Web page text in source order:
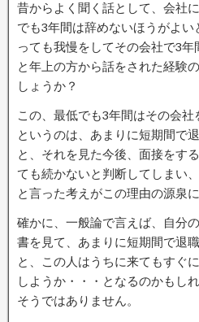
昔からよく聞く話として、会社
でも3年間は辞めないほうがよ
っても我慢をしてその会社で3
と年上の方から話をされた経験
しょうか？
この、最低でも3年間はその会
というのは、あまりに短期間で
と、それを見た今後、面接をす
ても続かないと判断してしまい
と言った考えがこの理由の源泉に
確かに、一般論で言えば、自分
書を見て、あまりに短期間で退
と、この人はうちに来てもすぐ
しようか・・・となるのかもし
そうではありません。